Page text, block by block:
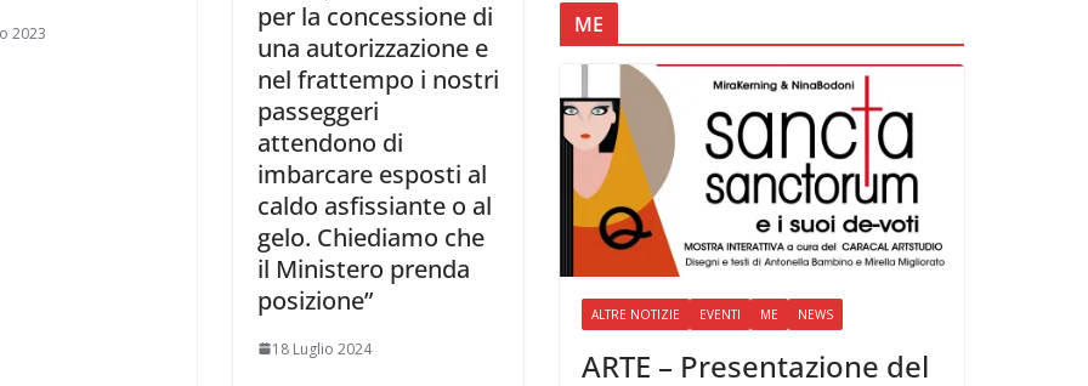
2023
per la concessione di
una autorizzazione e
nel frattempo i nostri
passeggeri
attendono di
imbarcare esposti al
caldo asfissiante o al
gelo. Chiediamo che
il Ministero prenda
posizione”
18 Luglio 2024
ME
ALTRE NOTIZIE EVENTI ME NEWS
ARTE – Presentazione del